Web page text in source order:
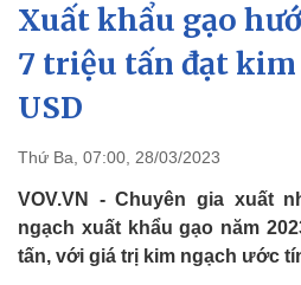
Chính trị
Đảng
Tổ chức nhân sự
Quốc hội
Xuất khẩu gạo
7 triệu tấn đạt
USD
Thứ Ba, 07:00, 28/03/2023
VOV.VN - Chuyên gia xuất
ngạch xuất khẩu gạo năm
tấn, với giá trị kim ngạch ước